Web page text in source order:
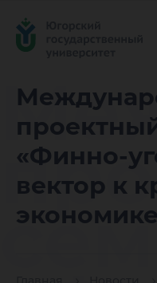
«Финно-
вектор к